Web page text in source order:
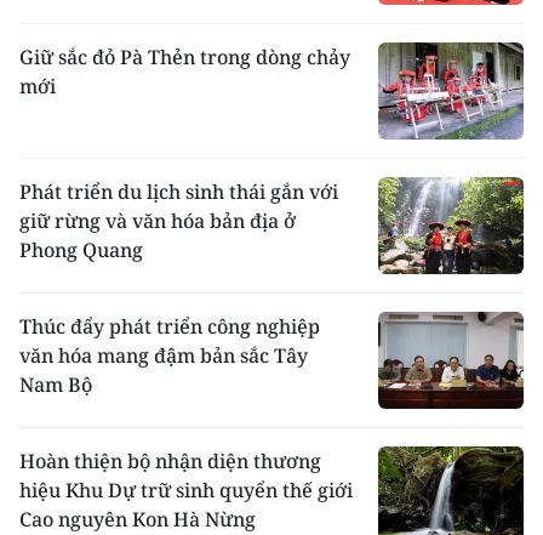
Theo cema.gov.vn
Giữ sắc đỏ Pà Thẻn trong dòng chảy
mới
Phát triển du lịch sinh thái gắn với
giữ rừng và văn hóa bản địa ở
Phong Quang
Thúc đẩy phát triển công nghiệp
văn hóa mang đậm bản sắc Tây
Nam Bộ
Hoàn thiện bộ nhận diện thương
hiệu Khu Dự trữ sinh quyển thế giới
Cao nguyên Kon Hà Nừng